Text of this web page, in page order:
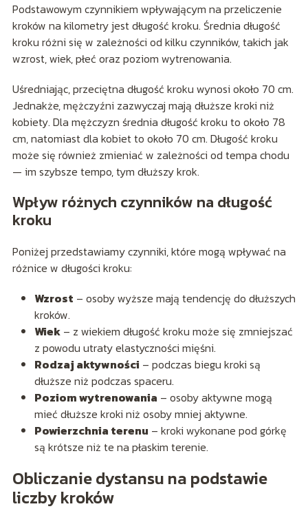
Podstawowym czynnikiem wpływającym na przeliczenie
kroków na kilometry jest długość kroku. Średnia długość
kroku różni się w zależności od kilku czynników, takich jak
wzrost, wiek, płeć oraz poziom wytrenowania.
Uśredniając, przeciętna długość kroku wynosi około 70 cm.
Jednakże, mężczyźni zazwyczaj mają dłuższe kroki niż
kobiety. Dla mężczyzn średnia długość kroku to około 78
cm, natomiast dla kobiet to około 70 cm. Długość kroku
może się również zmieniać w zależności od tempa chodu
— im szybsze tempo, tym dłuższy krok.
Wpływ różnych czynników na długość
kroku
Poniżej przedstawiamy czynniki, które mogą wpływać na
różnice w długości kroku:
Wzrost – osoby wyższe mają tendencję do dłuższych
kroków.
Wiek– z wiekiem długość kroku może się zmniejszać
z powodu utraty elastyczności mięśni.
Rodzaj aktywności – podczas biegu kroki są
dłuższe niż podczas spaceru.
Poziom wytrenowania – osoby aktywne mogą
mieć dłuższe kroki niż osoby mniej aktywne.
Powierzchnia terenu – kroki wykonane pod górkę
są krótsze niż te na płaskim terenie.
Obliczanie dystansu na podstawie
liczby kroków